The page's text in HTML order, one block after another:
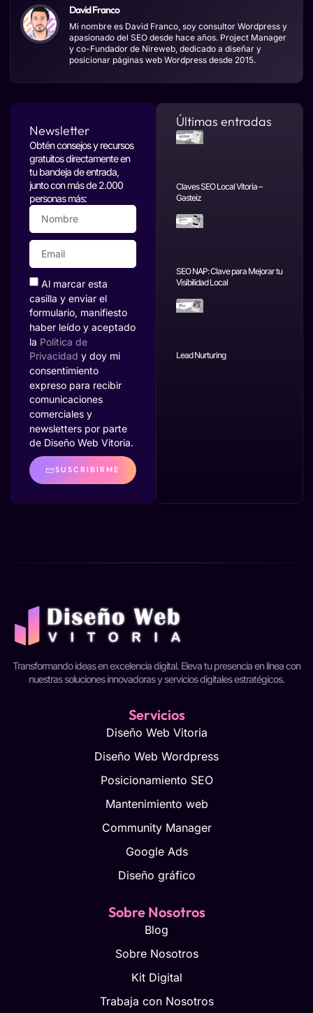
David Franco
Mi nombre es David Franco, soy consultor Wordpress y
apasionado del SEO desde hace años. Project Manager
y co-Fundador de Nireweb, dedicado a diseñar y
posicionar páginas web Wordpress desde 2015.
Newsletter
Obtén consejos y recursos
gratuitos directamente en
tu bandeja de entrada,
junto con más de 2.000
personas más:
Al marcar esta
casilla y enviar el
formulario, manifiesto
haber leído y aceptado
la Política de
Privacidad y doy mi
consentimiento
expreso para recibir
comunicaciones
comerciales y
newsletters por parte
de Diseño Web Vitoria.
SUSCRIBIRME
Últimas entradas
Claves SEO Local Vitoria –
Gasteiz
SEO NAP: Clave para Mejorar tu
Visibilidad Local
Lead Nurturing
Transformando ideas en excelencia digital. Eleva tu presencia en línea con
nuestras soluciones innovadoras y servicios digitales estratégicos.
Servicios
Diseño Web Vitoria
Diseño Web Wordpress
Posicionamiento SEO
Mantenimiento web
Community Manager
Google Ads
Diseño gráfico
Sobre Nosotros
Blog
Sobre Nosotros
Kit Digital
Trabaja con Nosotros